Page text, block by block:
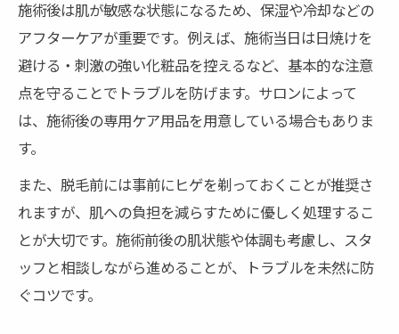
施術後は肌が敏感な状態になるため、保湿や冷却などの
アフターケアが重要です。例えば、施術当日は日焼けを
避ける・刺激の強い化粧品を控えるなど、基本的な注意
点を守ることでトラブルを防げます。サロンによって
は、施術後の専用ケア用品を用意している場合もありま
す。
また、脱毛前には事前にヒゲを剃っておくことが推奨さ
れますが、肌への負担を減らすために優しく処理するこ
とが大切です。施術前後の肌状態や体調も考慮し、スタ
ッフと相談しながら進めることが、トラブルを未然に防
ぐコツです。